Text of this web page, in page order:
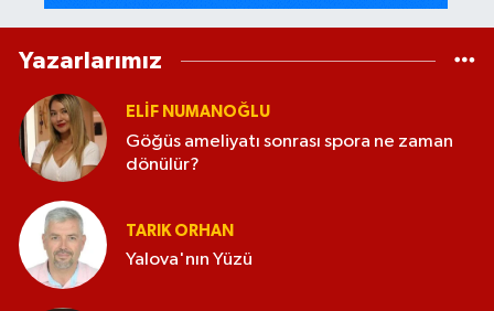
Yazarlarımız
ELİF NUMANOĞLU
Göğüs ameliyatı sonrası spora ne zaman
dönülür?
TARIK ORHAN
Yalova'nın Yüzü